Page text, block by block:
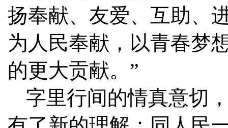
扬奉献、友爱、互助、
为人民奉献，以青春梦
的更大贡献。”
字里行间的情真意切